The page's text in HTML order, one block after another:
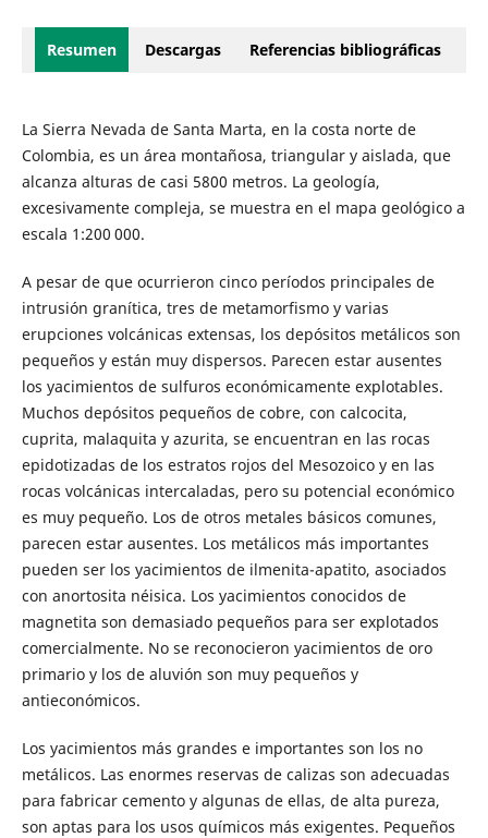
Resumen Descargas Referencias bibliográficas
La Sierra Nevada de Santa Marta, en la costa norte de
Colombia, es un área montañosa, triangular y aislada, que
alcanza alturas de casi 5800 metros. La geología,
excesivamente compleja, se muestra en el mapa geológico a
escala 1:200 000.
A pesar de que ocurrieron cinco períodos principales de
intrusión granítica, tres de metamorfismo y varias
erupciones volcánicas extensas, los depósitos metálicos son
pequeños y están muy dispersos. Parecen estar ausentes
los yacimientos de sulfuros económicamente explotables.
Muchos depósitos pequeños de cobre, con calcocita,
cuprita, malaquita y azurita, se encuentran en las rocas
epidotizadas de los estratos rojos del Mesozoico y en las
rocas volcánicas intercaladas, pero su potencial económico
es muy pequeño. Los de otros metales básicos comunes,
parecen estar ausentes. Los metálicos más importantes
pueden ser los yacimientos de ilmenita-apatito, asociados
con anortosita néisica. Los yacimientos conocidos de
magnetita son demasiado pequeños para ser explotados
comercialmente. No se reconocieron yacimientos de oro
primario y los de aluvión son muy pequeños y
antieconómicos.
Los yacimientos más grandes e importantes son los no
metálicos. Las enormes reservas de calizas son adecuadas
para fabricar cemento y algunas de ellas, de alta pureza,
son aptas para los usos químicos más exigentes. Pequeños